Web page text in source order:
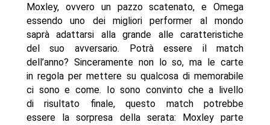
Moxley, ovvero un pazzo scatenato, e Omega
essendo uno dei migliori performer al mondo
saprà adattarsi alla grande alle caratteristiche
del suo avversario. Potrà essere il match
dell’anno? Sinceramente non lo so, ma le carte
in regola per mettere su qualcosa di memorabile
ci sono e come. Io sono convinto che a livello
di risultato finale, questo match potrebbe
essere la sorpresa della serata: Moxley parte